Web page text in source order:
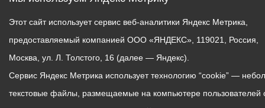
Этот сайт использует сервис веб-аналитики Яндекс Метрика,
предоставляемый компанией ООО «ЯНДЕКС», 119021, Россия,
Москва, ул. Л. Толстого, 16 (далее — Яндекс).
Сервис Яндекс Метрика использует технологию “cookie” —
текстовые файлы, размещаемые на компьютере пользователей